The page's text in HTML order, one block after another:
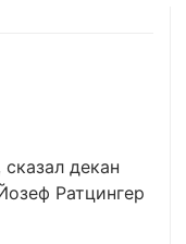
декан
Ратцингер